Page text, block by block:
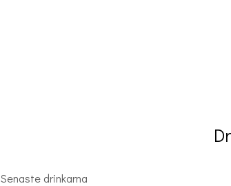
Senaste drinkarna